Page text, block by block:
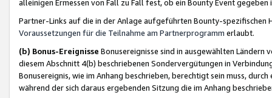
alleinigen Ermessen von Fall zu Fall fest, ob ein Bounty Event
Partner-Links auf die in der Anlage aufgeführten Bounty-spezifischen
Voraussetzungen für die Teilnahme am Partnerprogramm erlaubt.
(b) Bonus-Ereignisse Bonusereignisse sind in ausgewählten Ländern
diesem Abschnitt 4(b) beschriebenen Sondervergütungen in
Bonusereignis, wie im Anhang beschrieben, berechtigt sein muss,
während der sich daraus ergebenden Sitzung die im Anhang